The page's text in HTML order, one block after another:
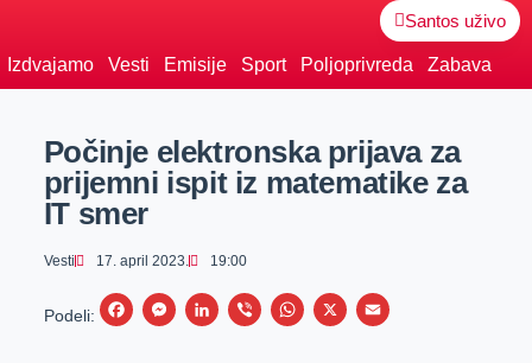
Santos uživo
Izdvajamo Vesti Emisije Sport Poljoprivreda Zabava
Počinje elektronska prijava za
prijemni ispit iz matematike za
IT smer
Vesti 17. april 2023. 19:00
Podeli:
F
M
L
V
W
X
E